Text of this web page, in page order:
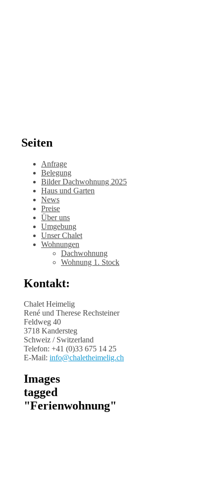
Seiten
Anfrage
Belegung
Bilder Dachwohnung 2025
Haus und Garten
News
Preise
Über uns
Umgebung
Unser Chalet
Wohnungen
Dachwohnung
Wohnung 1. Stock
Kontakt:
Chalet Heimelig
René und Therese Rechsteiner
Feldweg 40
3718 Kandersteg
Schweiz / Switzerland
Telefon: +41 (0)33 675 14 25
E-Mail: info@chaletheimelig.ch
Images
tagged
"Ferienwohnung"